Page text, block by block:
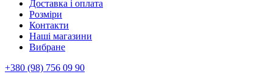
Доставка і оплата
Розміри
Контакти
Наші магазини
Вибране
+380 (98) 756 09 90